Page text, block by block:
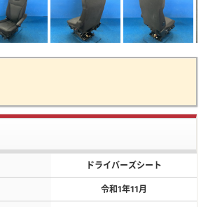
ドライバーズシート
令和1年11月